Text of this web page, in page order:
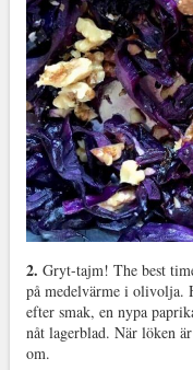
2. Gryt-tajm! The best
på medelvärme i olivolja.
efter smak, en nypa
nåt lagerblad. När löken
om.